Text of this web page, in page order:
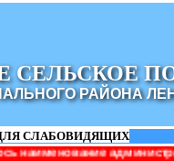
СЕЛЬСКОЕ
РАЙОНА
СЛАБОВИДЯЩИХ
администрации: